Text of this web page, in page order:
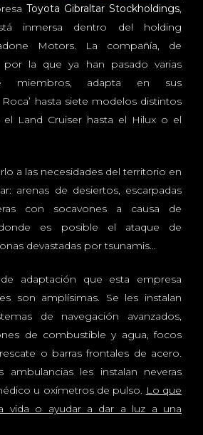
Toyota Gibraltar Stockholdings,
inmersa dentro del holding
Motors. La compañía, de
por la que ya han pasado varias
miembros, adapta en sus
Roca’ hasta siete modelos distintos
Land Cruiser hasta el Hilux o el
a las necesidades del territorio en
arenas de desiertos, escarpadas
con socavones a causa de
es posible el ataque de
devastadas por tsunamis…
adaptación que esta empresa
son amplísimas. Se les instalan
de navegación avanzados,
de combustible y agua, focos
o barras frontales de acero.
les instalan neveras
u oxímetros de pulso. Lo que
vida o ayudar a dar a luz a una